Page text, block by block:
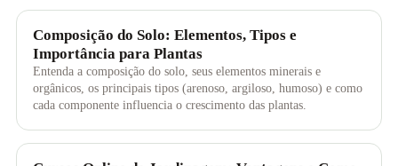
Composição do Solo: Elementos, Tipos e
Importância para Plantas
Entenda a composição do solo, seus elementos minerais e
orgânicos, os principais tipos (arenoso, argiloso, humoso) e como
cada componente influencia o crescimento das plantas.